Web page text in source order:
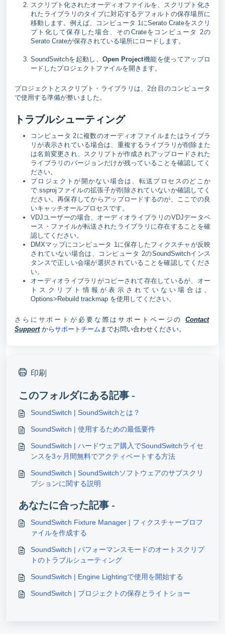
スクリプト化されたオーディオファイルを、スクリプト化さ
れたライブラリのタイプに対応するデフォルトの保存場所に
移動します。例えば、コンピュータ 1にSerato Crateをスクリ
プト化して保存した場合、そのCrateをコンピュータ 2の
Serato Crateが保存されている場所にロードします。
SoundSwitchを起動し、Open Project機能を使ってアップロ
ードしたプロジェクトファイルを開きます。
プロジェクトとスクリプト・ライブラリは、2台目のコンピュータ
で使用する準備が整いました。
トラブルシューティング
コンピュータ 2に複数のオーディオファイルまたはライブラ
リが表示されている場合は、重複するライブラリが削除また
は名前変更され、スクリプトが作成されアップロードされた
ライブラリのバージョンだけが残っていることを確認してく
ださい。
プロジェクトが開かない場合は、転送プロセスのどこか
で.ssprojファイルの拡張子が削除されていないか確認してく
ださい。再保存してからアップロードするのが、ここでの良
いキャッチオールプロセスです。
VDJユーザーの場合、オーディオライブラリのVDJデータベ
ース・ファイルが転送されたライブラリに存在することを確
認してください。
DMXマップにコンピュータ 1に保存したフィクスチャが反映
されていない場合は、コンピュータ 2のSoundSwitchインス
タンスで正しい会場が選択されていることを確認してくださ
い。
オーディオライブラリがコピーされて存在しているが、オー
トスクリプト情報が表示されていない場合は、
Options>Rebuild trackmap を使用してください。
さらにサポートが必要な際はサポートページのContact
Supportからサポートチーム までお問い合わせください。
印刷
このフォルダにある記事 -
SoundSwitch | SoundSwitchとは？
SoundSwitch | 使用するための最低要件
SoundSwitch | ハードウェア購入でSoundSwitchライセ
ンスを3ヶ月間無料でアクティベートする方法
SoundSwitch | SoundSwitchソフトウェアのサブスクリ
プションに関する説明
あなたに合った記事 -
SoundSwitch Fixture Manager | フィクスチャープロフ
ァイルを作成する
SoundSwitch | パフォーマンスモードのオートスクリプ
トのトラブルシューティング
SoundSwitch | Engine Lightingで使用を開始する
SoundSwitch | プロジェクトの保存とライトショー